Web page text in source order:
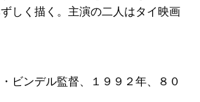
しく描く。主演の二人はタイ映画
ビンデル監督、１９９２年、８０